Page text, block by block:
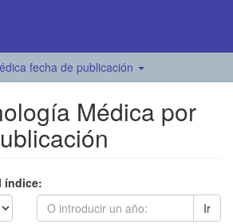
fecha de publicación
Médica por
índice:
Ir